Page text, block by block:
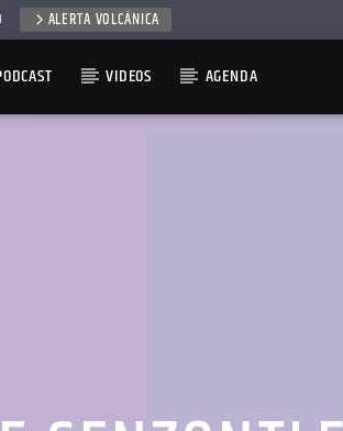
ALERTA VOLCÁNICA
VIDEOS AGENDA